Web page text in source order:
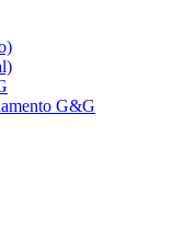
G&G